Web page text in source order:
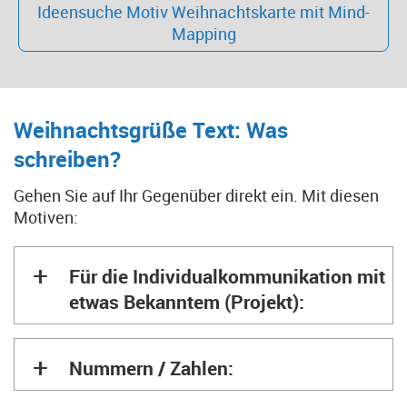
Ideensuche Motiv Weihnachtskarte mit Mind-
Mapping
Weihnachtsgrüße Text: Was
schreiben?
Gehen Sie auf Ihr Gegenüber direkt ein. Mit diesen
Motiven:
+
Für die Individualkommunikation mit
etwas Bekanntem (Projekt):
+ Nummern / Zahlen: